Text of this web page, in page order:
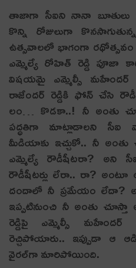
తాజాగా సీఐని నానా బూతులు
కొన్ని రోజులుగా
ఉత్సవాలలో భాగంగా రథోత్సవం
ఎమ్మెల్యే రోహిత్ రెడ్డి పూజా
విషయమై ఎమ్మెల్సీ మహేందర్
రాజేందర్ రెడ్డికి ఫోన్ చేసి
లం… కొడకా..! నీ అంతు
పద్ధతిగా మాట్లాడాలని సీఐ
మీడియాకు ఇచ్చుకో.. నీ అంతు
ఎమ్మెల్యే రౌడీషీటరా? అని
రౌడీషీటర్లు లేరా.. రా? అంటూ
దందాలో నీ ప్రమేయం లేదా?
ఇప్పటినుంచి నీ అంతు
రెడ్డిపై ఎమ్మెల్సీ మహేందర్
రెచ్చిపోయారు.. ఇప్పుడా
వైరల్‌గా మారిపోయింది.